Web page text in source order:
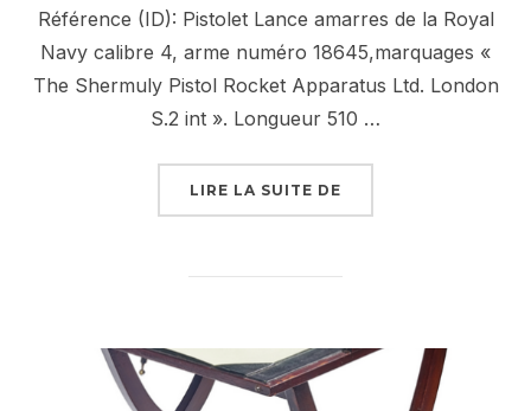
Référence (ID): Pistolet Lance amarres de la Royal
Navy calibre 4, arme numéro 18645,marquages «
The Shermuly Pistol Rocket Apparatus Ltd. London
S.2 int ». Longueur 510 …
LIRE LA SUITE DE